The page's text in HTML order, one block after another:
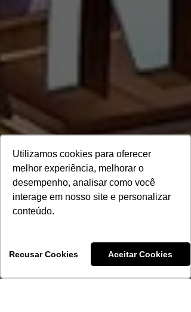
Utilizamos cookies para oferecer
melhor experiência, melhorar o
desempenho, analisar como você
interage em nosso site e personalizar
conteúdo.
Recusar Cookies Aceitar Cookies